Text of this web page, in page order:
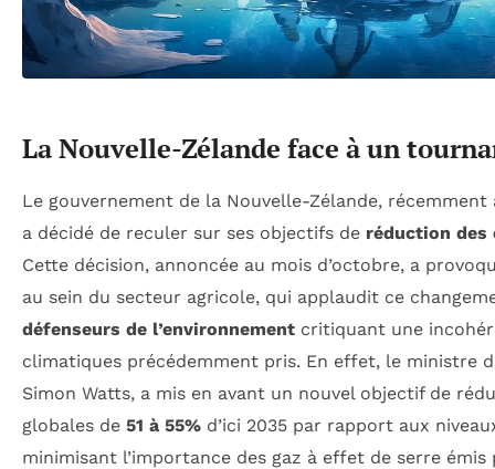
La Nouvelle-Zélande face à un
Le gouvernement de la Nouvelle-Zélande,
a décidé de reculer sur ses objectifs de réduction des
Cette décision, annoncée au mois d’octobre, a
au sein du secteur agricole, qui applaudit ce
défenseurs de l’environnement critiquant une
climatiques précédemment pris. En effet, le ministre
Simon Watts, a mis en avant un nouvel objectif de
globales de 51 à 55% d’ici 2035 par rapport aux
minimisant l’importance des gaz à effet de serre